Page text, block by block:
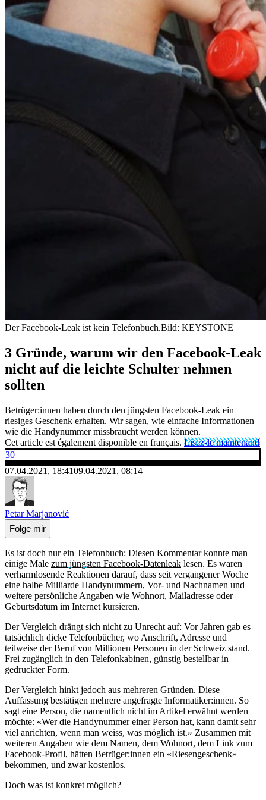
Der Facebook-Leak ist kein Telefonbuch.Bild: KEYSTONE
3 Gründe, warum wir den Facebook-Leak
nicht auf die leichte Schulter nehmen
sollten
Betrüger:innen haben durch den jüngsten Facebook-Leak ein
riesiges Geschenk erhalten. Wir sagen, wie einfache Informationen
wie die Handynummer missbraucht werden können.
Cet article est également disponible en français. Lisez-le maintenant!
30
07.04.2021, 18:4109.04.2021, 08:14
Petar Marjanović
Folge mir
Es ist doch nur ein Telefonbuch: Diesen Kommentar konnte man
einige Male zum jüngsten Facebook-Datenleak lesen. Es waren
verharmlosende Reaktionen darauf, dass seit vergangener Woche
eine halbe Milliarde Handynummern, Vor- und Nachnamen und
weitere persönliche Angaben wie Wohnort, Mailadresse oder
Geburtsdatum im Internet kursieren.
Der Vergleich drängt sich nicht zu Unrecht auf: Vor Jahren gab es
tatsächlich dicke Telefonbücher, wo Anschrift, Adresse und
teilweise der Beruf von Millionen Personen in der Schweiz stand.
Frei zugänglich in den Telefonkabinen, günstig bestellbar in
gedruckter Form.
Der Vergleich hinkt jedoch aus mehreren Gründen. Diese
Auffassung bestätigen mehrere angefragte Informatiker:innen. So
sagt eine Person, die namentlich nicht im Artikel erwähnt werden
möchte: «Wer die Handynummer einer Person hat, kann damit sehr
viel anrichten, wenn man weiss, was möglich ist.» Zusammen mit
weiteren Angaben wie dem Namen, dem Wohnort, dem Link zum
Facebook-Profil, hätten Betrüger:innen ein «Riesengeschenk»
bekommen, und zwar kostenlos.
Doch was ist konkret möglich?